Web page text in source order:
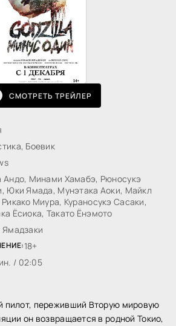
СМОТРЕТЬ ТРЕЙЛЕР
Боевик
Андо, Минами Хамабэ, Рюносукэ
Юки Ямада, Мунэтака Аоки, Майкл
Миура, Кураносукэ Сасаки,
Ёсиока, Такато Ёнэмото
Ямадзаки
18+
/ 02:05
пилот, переживший Вторую мировую
он возвращается в родной Токио,